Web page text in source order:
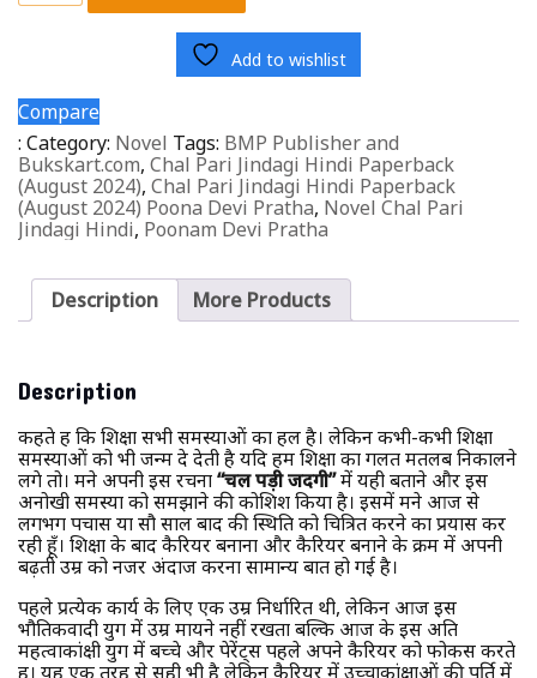
Add to wishlist
Compare
: Category: Novel Tags: BMP Publisher and
Bukskart.com, Chal Pari Jindagi Hindi Paperback
(August 2024), Chal Pari Jindagi Hindi Paperback
(August 2024) Poona Devi Pratha, Novel Chal Pari
Jindagi Hindi, Poonam Devi Pratha
Description More Products
Description
कहते हैं कि शिक्षा सभी समस्याओं का हल है। लेकिन कभी-कभी शिक्षा
समस्याओं को भी जन्म दे देती है यदि हम शिक्षा का गलत मतलब निकालने
लगे तो। मैंने अपनी इस रचना“चल पड़ी जिंदगी”में यही बताने और इस
अनोखी समस्या को समझाने की कोशिश किया है। इसमें मैंने आज से
लगभग पचास या सौ साल बाद की स्थिति को चित्रित करने का प्रयास कर
रही हूँ। शिक्षा के बाद कैरियर बनाना और कैरियर बनाने के क्रम में अपनी
बढ़ती उम्र को नजर अंदाज करना सामान्य बात हो गई है।
पहले प्रत्येक कार्य के लिए एक उम्र निर्धारित थी, लेकिन आज इस
भौतिकवादी युग में उम्र मायने नहीं रखता बल्कि आज के इस अति
महत्वाकांक्षी युग में बच्चे और पेरेंट्स पहले अपने कैरियर को फोकस करते
हैं। यह एक तरह से सही भी है लेकिन कैरियर में उच्चाकांक्षाओं की पूर्ति में